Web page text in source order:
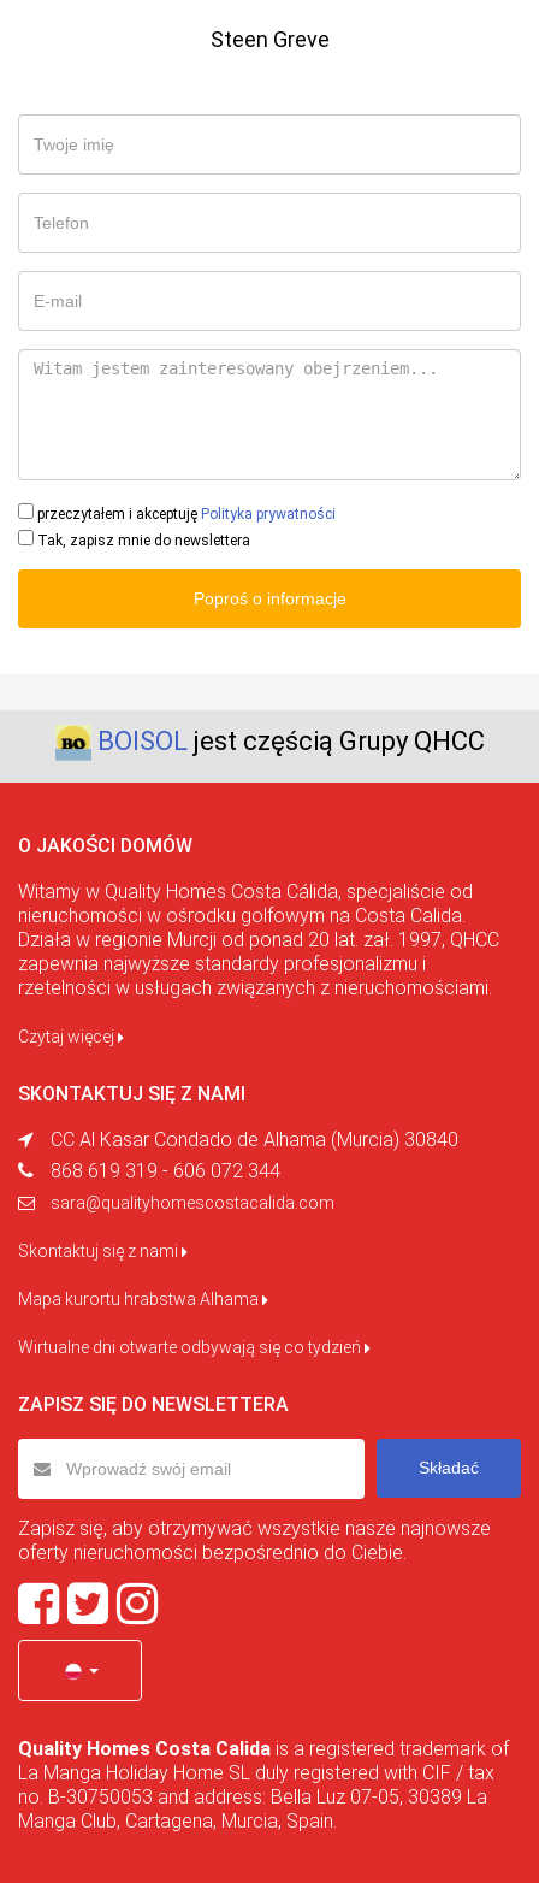
Steen Greve
przeczytałem i akceptuję Polityka prywatności
Tak, zapisz mnie do newslettera
Poproś o informacje
BOISOLjest częścią Grupy QHCC
O JAKOŚCI DOMÓW
Witamy w Quality Homes Costa Cálida, specjaliście od
nieruchomości w ośrodku golfowym na Costa Calida.
Działa w regionie Murcji od ponad 20 lat. zał. 1997, QHCC
zapewnia najwyższe standardy profesjonalizmu i
rzetelności w usługach związanych z nieruchomościami.
Czytaj więcej
SKONTAKTUJ SIĘ Z NAMI
CC Al Kasar Condado de Alhama (Murcia) 30840
868 619 319 - 606 072 344
sara@qualityhomescostacalida.com
Skontaktuj się z nami
Mapa kurortu hrabstwa Alhama
Wirtualne dni otwarte odbywają się co tydzień
ZAPISZ SIĘ DO NEWSLETTERA
Składać
Zapisz się, aby otrzymywać wszystkie nasze najnowsze
oferty nieruchomości bezpośrednio do Ciebie.
Quality Homes Costa Calida is a registered trademark of
La Manga Holiday Home SL duly registered with CIF / tax
no. B-30750053 and address: Bella Luz 07-05, 30389 La
Manga Club, Cartagena, Murcia, Spain.